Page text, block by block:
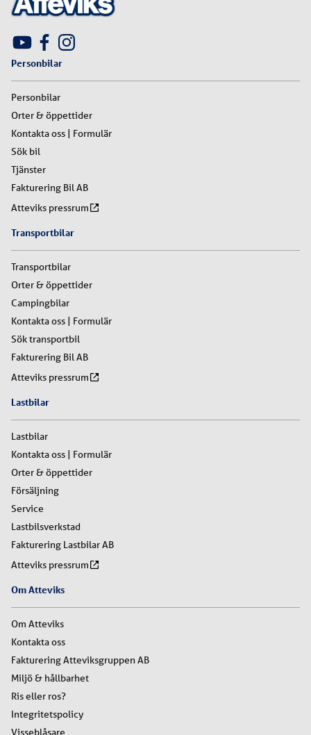
Personbilar
Personbilar
Orter & öppettider
Kontakta oss | Formulär
Sök bil
Tjänster
Fakturering Bil AB
Atteviks pressrum
Transportbilar
Transportbilar
Orter & öppettider
Campingbilar
Kontakta oss | Formulär
Sök transportbil
Fakturering Bil AB
Atteviks pressrum
Lastbilar
Lastbilar
Kontakta oss | Formulär
Orter & öppettider
Försäljning
Service
Lastbilsverkstad
Fakturering Lastbilar AB
Atteviks pressrum
Om Atteviks
Om Atteviks
Kontakta oss
Fakturering Atteviksgruppen AB
Miljö & hållbarhet
Ris eller ros?
Integritetspolicy
Visseblåsare